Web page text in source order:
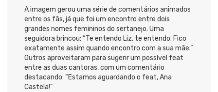
A imagem gerou uma série de comentários animados
entre os fãs, já que foi um encontro entre dois
grandes nomes femininos do sertanejo. Uma
seguidora brincou: “Te entendo Liz, te entendo. Fico
exatamente assim quando encontro com a sua mãe.”
Outros aproveitaram para sugerir um possível feat
entre as duas cantoras, com um comentário
destacando: “Estamos aguardando o feat, Ana
Castela!”